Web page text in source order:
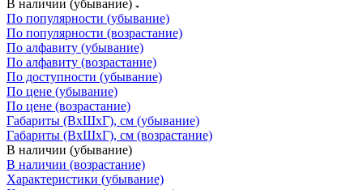
В наличии (убывание)
По популярности (убывание)
По популярности (возрастание)
По алфавиту (убывание)
По алфавиту (возрастание)
По доступности (убывание)
По цене (убывание)
По цене (возрастание)
Габариты (ВхШхГ), см (убывание)
Габариты (ВхШхГ), см (возрастание)
В наличии (убывание)
В наличии (возрастание)
Характеристики (убывание)